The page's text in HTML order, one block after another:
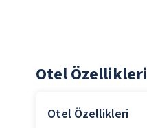
Otel Özellikleri
Otel Özellikleri